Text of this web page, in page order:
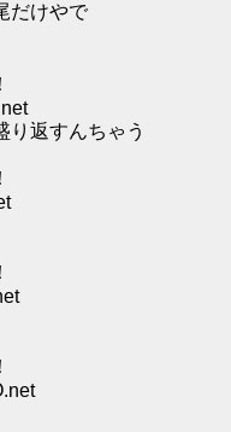
だけやで
り返すんちゃう